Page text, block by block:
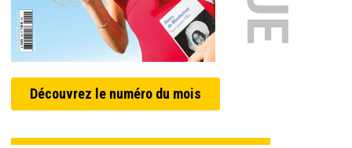
Découvrez le numéro du mois